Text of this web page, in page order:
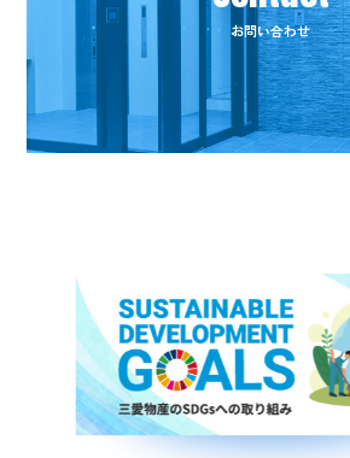
お問い合わせ